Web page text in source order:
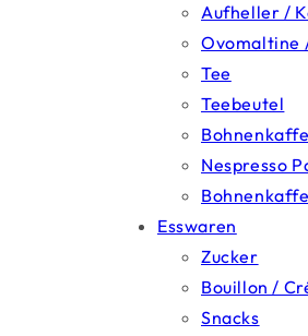
Aufheller /
Ovomaltine
Tee
Teebeutel
Nespresso
Esswaren
Zucker
Bouillon /
Snacks